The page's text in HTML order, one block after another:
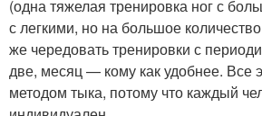
(одна тяжелая тренировка ног с
с легкими, но на большое
же чередовать тренировки с
две, месяц — кому как удобнее. Все
методом тыка, потому что каждый